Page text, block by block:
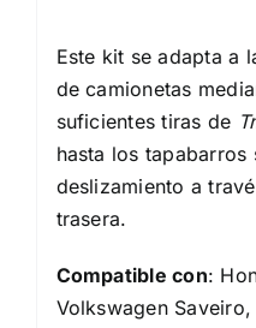
Este kit se adapta a
de camionetas
suficientes tiras de
hasta los tapabarros
deslizamiento a
trasera.
Compatible con:
Volkswagen